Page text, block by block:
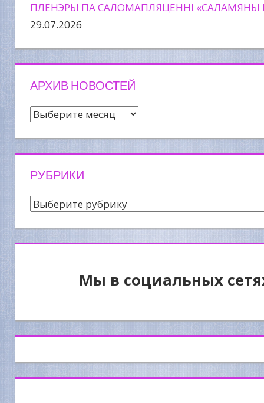
ПЛЕНЭРЫ ПА САЛОМАПЛЯЦЕННІ «САЛАМЯНЫ
29.07.2026
АРХИВ НОВОСТЕЙ
Архив
РУБРИКИ
Рубрики
Мы в социальных